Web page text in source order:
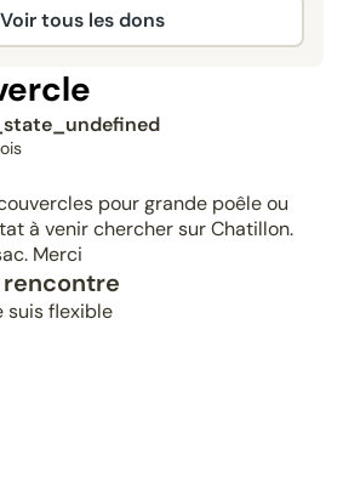
Voir tous les dons
pour grande poêle ou
à venir chercher sur Chatillon.
Merci
suis flexible